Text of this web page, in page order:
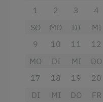
Nordic Walking
Ponyreiten
kostenfreies WLAN
erfrischenden
frische Handtücher
zu Ihrem privaten
Gartenbereich, die
gehören und pure
1 2 3 4
SO
9
MO
10
DI
11
MI
12
MO
17
DI
18
MI
19
DO
20
DI
MI
DO
FR